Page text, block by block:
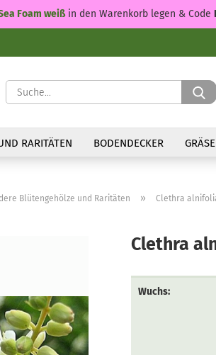
Foam weißin den Warenkorb legen & Code
RARITÄTEN BODENDECKER
Blütengehölze und Raritäten » Clethra
Clethra
Wuchs: